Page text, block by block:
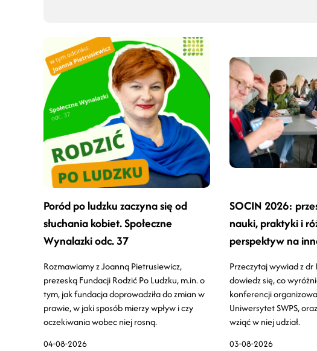
04-08-2026
Poród po ludzku zaczyna się od
słuchania kobiet. Społeczne
Wynalazki odc. 37
Rozmawiamy z Joanną Pietrusiewicz,
prezeską Fundacji Rodzić Po Ludzku, m.in. o
tym, jak fundacja doprowadziła do zmian w
prawie, w jaki sposób mierzy wpływ i czy
oczekiwania wobec niej rosną.
03-08-2026
SOCIN 2026:
nauki, praktyki i
perspektyw na
Przeczytaj wywiad z
dowiedz się, co
konferencji
Uniwersytet SWPS,
wziąć w niej udział.